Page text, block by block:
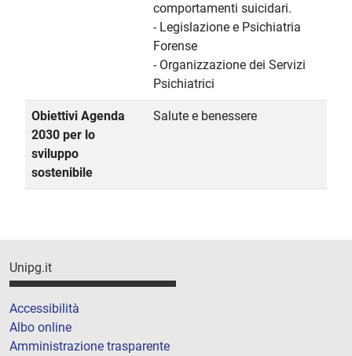
comportamenti suicidari.
- Legislazione e Psichiatria
Forense
- Organizzazione dei Servizi
Psichiatrici
Obiettivi Agenda
2030 per lo
sviluppo
sostenibile
Salute e benessere
Unipg.it
Accessibilità
Albo online
Amministrazione trasparente